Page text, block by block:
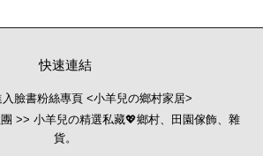
快速連結
臉書粉絲專頁 <小羊兒の鄉村家居>
>> 小羊兒の精選私藏💖鄉村、田園傢飾、雜
貨。